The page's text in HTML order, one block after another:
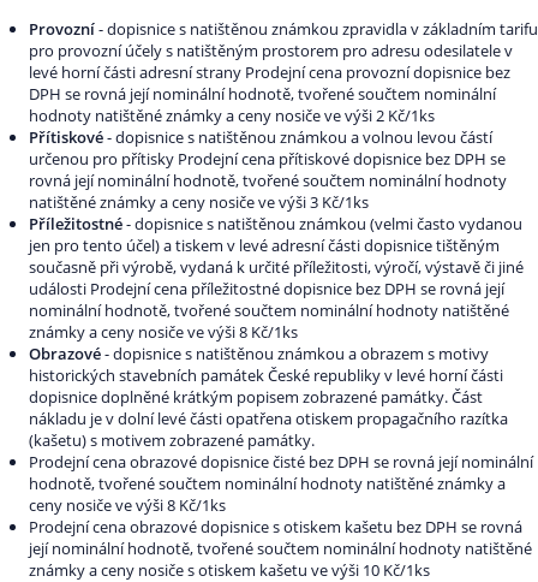
Provozní- dopisnice s natištěnou známkou zpravidla v základním tarifu
pro provozní účely s natištěným prostorem pro adresu odesilatele v
levé horní části adresní strany Prodejní cena provozní dopisnice bez
DPH se rovná její nominální hodnotě, tvořené součtem nominální
hodnoty natištěné známky a ceny nosiče ve výši 2 Kč/1ks
Přítiskové- dopisnice s natištěnou známkou a volnou levou částí
určenou pro přítisky Prodejní cena přítiskové dopisnice bez DPH se
rovná její nominální hodnotě, tvořené součtem nominální hodnoty
natištěné známky a ceny nosiče ve výši 3 Kč/1ks
Příležitostné- dopisnice s natištěnou známkou (velmi často vydanou
jen pro tento účel) a tiskem v levé adresní části dopisnice tištěným
současně při výrobě, vydaná k určité příležitosti, výročí, výstavě či jiné
události Prodejní cena příležitostné dopisnice bez DPH se rovná její
nominální hodnotě, tvořené součtem nominální hodnoty natištěné
známky a ceny nosiče ve výši 8 Kč/1ks
Obrazové- dopisnice s natištěnou známkou a obrazem s motivy
historických stavebních památek České republiky v levé horní části
dopisnice doplněné krátkým popisem zobrazené památky. Část
nákladu je v dolní levé části opatřena otiskem propagačního razítka
(kašetu) s motivem zobrazené památky.
Prodejní cena obrazové dopisnice čisté bez DPH se rovná její nominální
hodnotě, tvořené součtem nominální hodnoty natištěné známky a
ceny nosiče ve výši 8 Kč/1ks
Prodejní cena obrazové dopisnice s otiskem kašetu bez DPH se rovná
její nominální hodnotě, tvořené součtem nominální hodnoty natištěné
známky a ceny nosiče s otiskem kašetu ve výši 10 Kč/1ks